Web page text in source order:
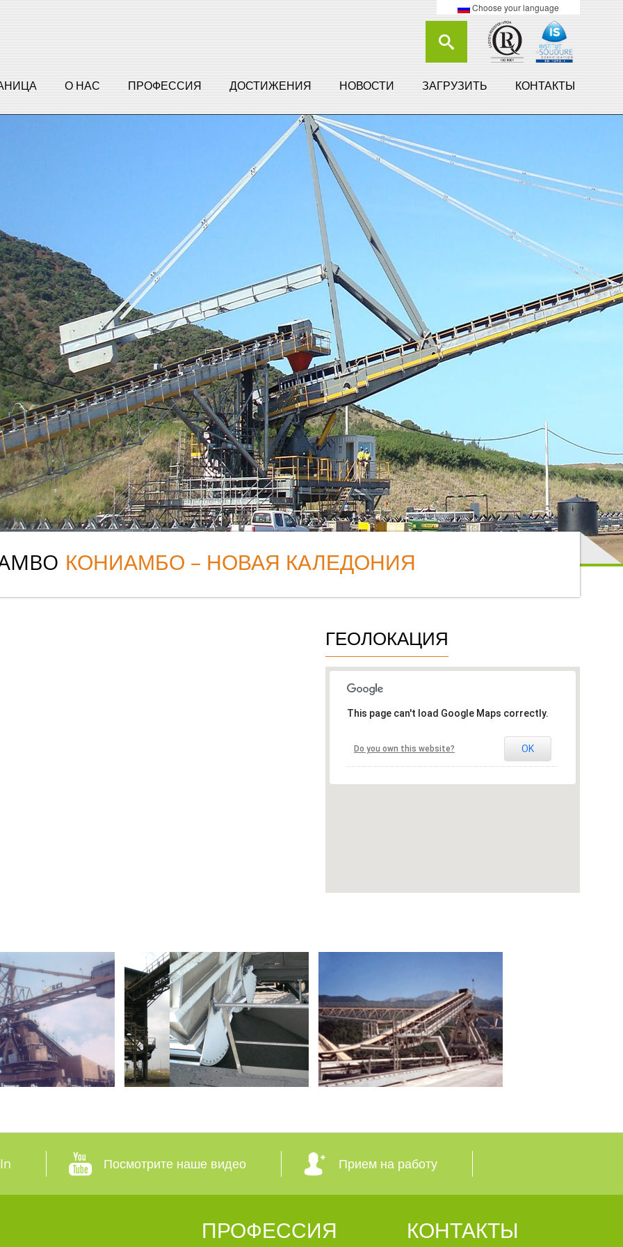
Choose your language
О НАС ПРОФЕССИЯ ДОСТИЖЕНИЯ НОВОСТИ ЗАГРУЗИТЬ КОНТАКТЫ
КОНИАМБО – НОВАЯ КАЛЕДОНИЯ
ГЕОЛОКАЦИЯ
This page can't load Google Maps correctly.
Do you own this website? OK
Посмотрите наше видео Прием на работу
ПРОФЕССИЯ КОНТАКТЫ